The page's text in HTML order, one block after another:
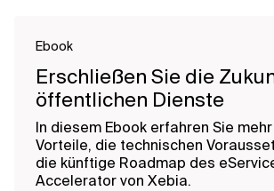
Ebook
Erschließen Sie die
öffentlichen Dienste
In diesem Ebook erfahren Sie
Vorteile, die technischen
die künftige Roadmap des
Accelerator von Xebia.